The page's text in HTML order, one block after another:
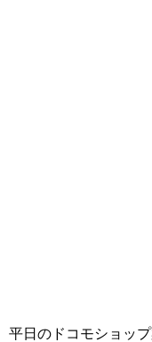
平日のドコモショッ